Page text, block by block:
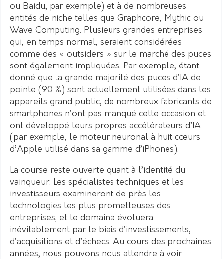
ou Baidu, par exemple) et à de nombreuses
entités de niche telles que Graphcore, Mythic ou
Wave Computing. Plusieurs grandes entreprises
qui, en temps normal, seraient considérées
comme des « outsiders » sur le marché des puces
sont également impliquées. Par exemple, étant
donné que la grande majorité des puces d’IA de
pointe (90 %) sont actuellement utilisées dans les
appareils grand public, de nombreux fabricants de
smartphones n’ont pas manqué cette occasion et
ont développé leurs propres accélérateurs d’IA
(par exemple, le moteur neuronal à huit cœurs
d’Apple utilisé dans sa gamme d’iPhones).
La course reste ouverte quant à l’identité du
vainqueur. Les spécialistes techniques et les
investisseurs examineront de près les
technologies les plus prometteuses des
entreprises, et le domaine évoluera
inévitablement par le biais d’investissements,
d’acquisitions et d’échecs. Au cours des prochaines
années, nous pouvons nous attendre à voir